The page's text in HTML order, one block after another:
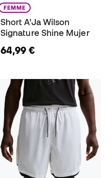
FEMME
Short A'Ja Wilson
Signature Shine Mujer
64,99 €